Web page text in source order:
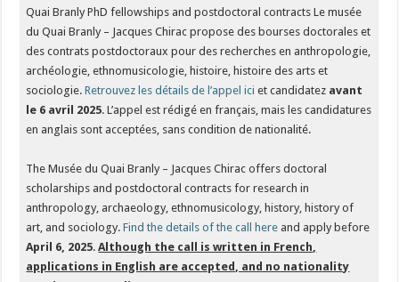
Quai Branly PhD fellowships and postdoctoral contracts Le musée
du Quai Branly – Jacques Chirac propose des bourses doctorales et
des contrats postdoctoraux pour des recherches en anthropologie,
archéologie, ethnomusicologie, histoire, histoire des arts et
sociologie.Retrouvez les détails de l’appel ici et candidatez avant
le 6 avril 2025. L’appel est rédigé en français, mais les candidatures
en anglais sont acceptées, sans condition de nationalité.
The Musée du Quai Branly – Jacques Chirac offers doctoral
scholarships and postdoctoral contracts for research in
anthropology, archaeology, ethnomusicology, history, history of
art, and sociology.Find the details of the call here and apply before
April 6, 2025.Although the call is written in French,
applications in English are accepted, and no nationality